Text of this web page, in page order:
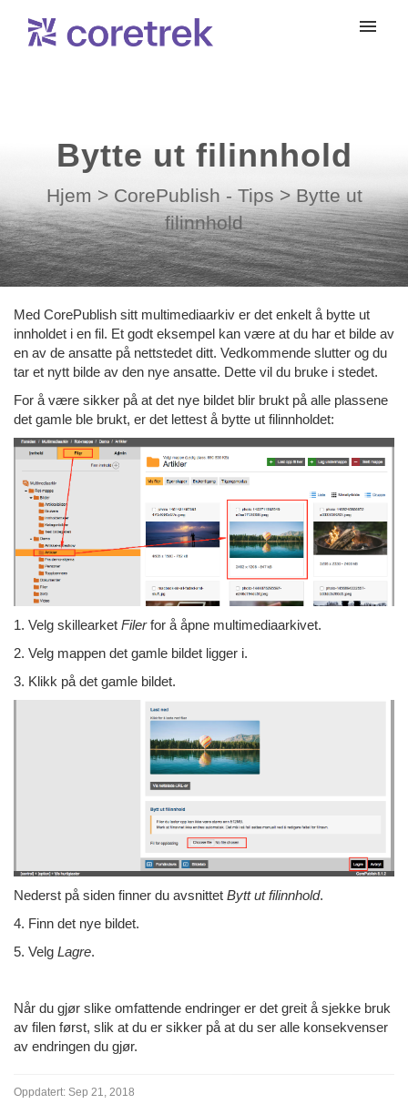
Innlogging
Bytte ut filinnhold
Hjem > CorePublish - Tips > Bytte ut
filinnhold
Med CorePublish sitt multimediaarkiv er det enkelt å bytte ut
innholdet i en fil. Et godt eksempel kan være at du har et bilde av
en av de ansatte på nettstedet ditt. Vedkommende slutter og du
tar et nytt bilde av den nye ansatte. Dette vil du bruke i stedet.
For å være sikker på at det nye bildet blir brukt på alle plassene
det gamle ble brukt, er det lettest å bytte ut filinnholdet:
1. Velg skillearket Filerfor å åpne multimediaarkivet.
2. Velg mappen det gamle bildet ligger i.
3. Klikk på det gamle bildet.
Nederst på siden finner du avsnittet Bytt ut filinnhold.
4. Finn det nye bildet.
5. Velg Lagre.
Når du gjør slike omfattende endringer er det greit å sjekke bruk
av filen først, slik at du er sikker på at du ser alle konsekvenser
av endringen du gjør.
Oppdatert: Sep 21, 2018